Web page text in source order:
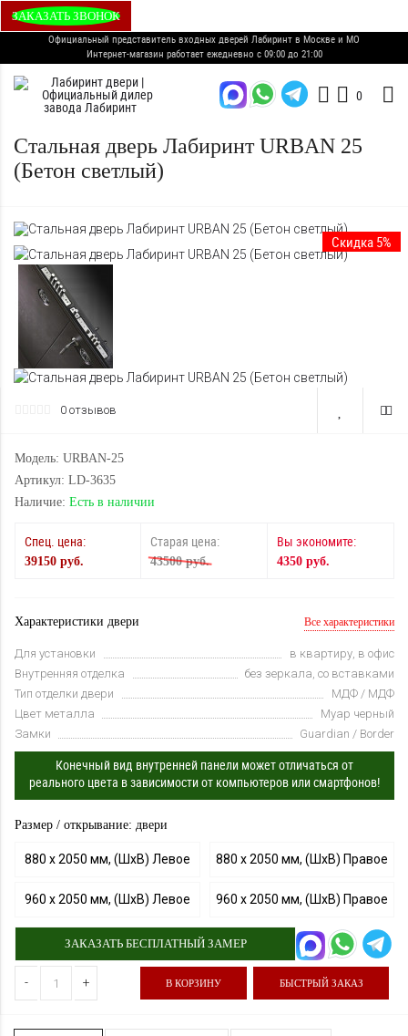
ЗАКАЗАТЬ ЗВОНОК
Официальный представитель входных дверей Лабиринт в Москве и МО
Интернет-магазин работает ежедневно с 09:00 до 21:00
0
Стальная дверь Лабиринт URBAN 25
(Бетон светлый)
Скидка 5%
0 отзывов
Модель: URBAN-25
Артикул: LD-3635
Наличие: Есть в наличии
Спец. цена:
39150 руб.
Старая цена:
43500 руб.
Вы экономите:
4350 руб.
Характеристики двери Все характеристики
Для установки
в квартиру, в офис
Внутренняя отделка
без зеркала, со вставками
Тип отделки двери
МДФ / МДФ
Цвет металла
Муар черный
Замки
Guardian / Border
Конечный вид внутренней панели может отличаться от
реального цвета в зависимости от компьютеров или смартфонов!
Размер / открывание: двери
880 х 2050 мм, (ШхВ) Левое 880 х 2050 мм, (ШхВ) Правое
960 х 2050 мм, (ШхВ) Левое 960 х 2050 мм, (ШхВ) Правое
ЗАКАЗАТЬ БЕСПЛАТНЫЙ ЗАМЕР
- + В КОРЗИНУ БЫСТРЫЙ ЗАКАЗ